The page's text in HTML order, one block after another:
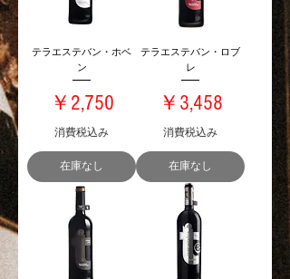
テラエステバン・ホベ
ン
価格
￥2,750
消費税込み
在庫なし
テラエステバン・ロブ
レ
価格
￥3,458
消費税込み
在庫なし